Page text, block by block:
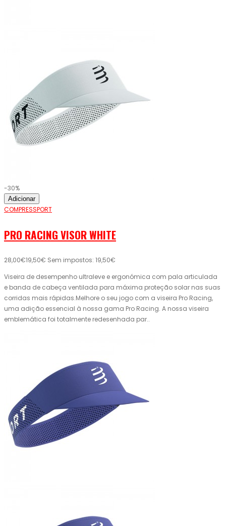
-30%
Adicionar
COMPRESSPORT
PRO RACING VISOR WHITE
28,00€19,50€ Sem impostos: 19,50€
Viseira de desempenho ultraleve e ergonómica com pala articulada
e banda de cabeça ventilada para máxima proteção solar nas suas
corridas mais rápidas.Melhore o seu jogo com a viseira Pro Racing,
uma adição essencial à nossa gama Pro Racing. A nossa viseira
emblemática foi totalmente redesenhada par..